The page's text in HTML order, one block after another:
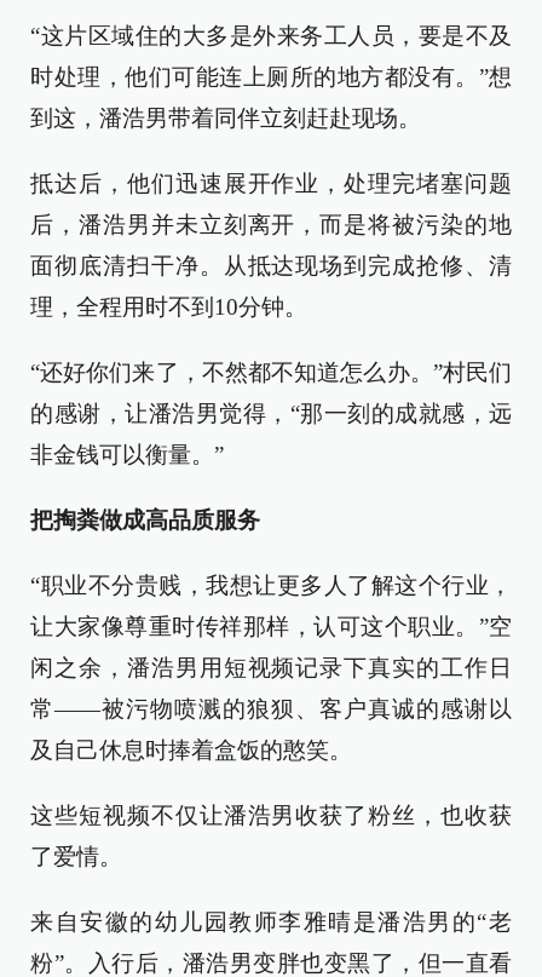
“这片区域住的大多是外来务工人员，要是不及
时处理，他们可能连上厕所的地方都没有。”想
到这，潘浩男带着同伴立刻赶赴现场。
抵达后，他们迅速展开作业，处理完堵塞问题
后，潘浩男并未立刻离开，而是将被污染的地
面彻底清扫干净。从抵达现场到完成抢修、清
理，全程用时不到10分钟。
“还好你们来了，不然都不知道怎么办。”村民们
的感谢，让潘浩男觉得，“那一刻的成就感，远
非金钱可以衡量。”
把掏粪做成高品质服务
“职业不分贵贱，我想让更多人了解这个行业，
让大家像尊重时传祥那样，认可这个职业。”空
闲之余，潘浩男用短视频记录下真实的工作日
常——被污物喷溅的狼狈、客户真诚的感谢以
及自己休息时捧着盒饭的憨笑。
这些短视频不仅让潘浩男收获了粉丝，也收获
了爱情。
来自安徽的幼儿园教师李雅晴是潘浩男的“老
粉”。入行后，潘浩男变胖也变黑了，但一直看